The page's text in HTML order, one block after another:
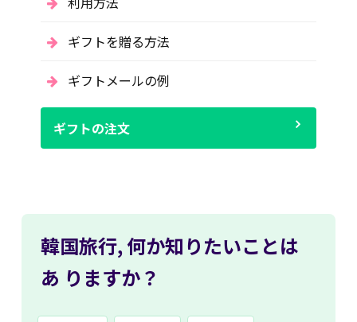
ギフトを贈る方法
ギフトメールの例
ギフトの注文
韓国旅行,何か知りたいことは
あ りますか？